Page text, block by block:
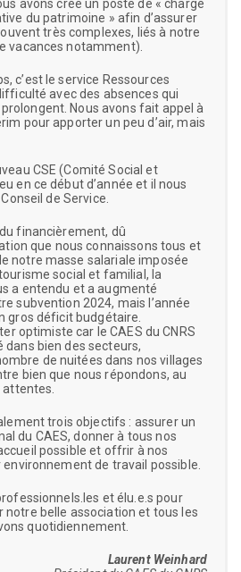
avons créé un poste de « chargé
du patrimoine » afin d’assurer
très complexes, liés à notre
vacances notamment).
c’est le service Ressources
avec des absences qui
Nous avons fait appel à
pour apporter un peu d’air, mais
CSE (Comité Social et
en ce début d’année et il nous
de Service.
financièrement, dû
que nous connaissons tous et
notre masse salariale imposée
social et familial, la
a entendu et a augmenté
subvention 2024, mais l’année
gros déficit budgétaire.
optimiste car le CAES du CNRS
bien des secteurs,
de nuitées dans nos villages
bien que nous répondons, au
trois objectifs : assurer un
du CAES, donner à tous nos
possible et offrir à nos
de travail possible.
et élu.e.s pour
notre belle association et tous les
quotidiennement.
Laurent Weinhard